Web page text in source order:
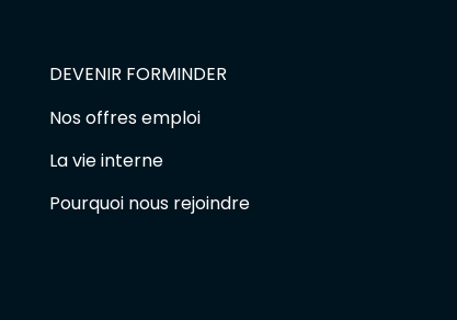
DEVENIR FORMINDER
Nos offres emploi
La vie interne
Pourquoi nous rejoindre